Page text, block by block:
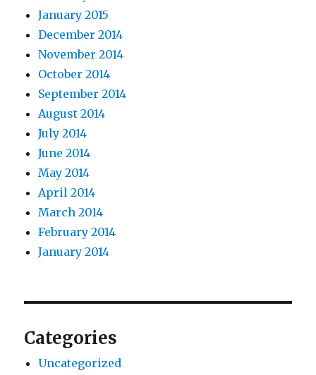
January 2015
December 2014
November 2014
October 2014
September 2014
August 2014
July 2014
June 2014
May 2014
April 2014
March 2014
February 2014
January 2014
Categories
Uncategorized